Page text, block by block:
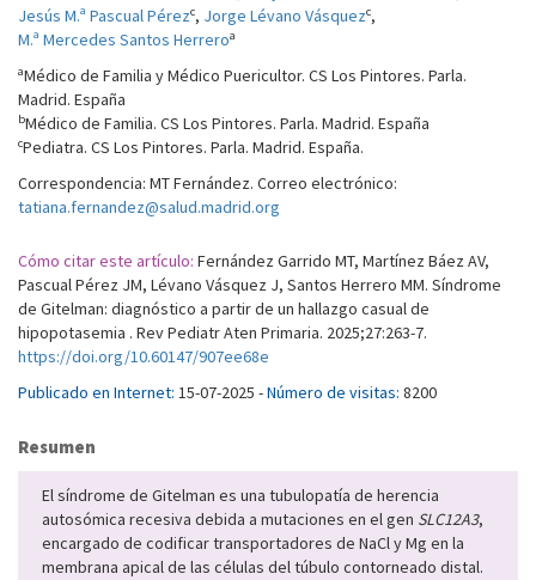
Jesús M.ª Pascual Pérezc, Jorge Lévano Vásquezc,
M.ª Mercedes Santos Herreroa
aMédico de Familia y Médico Puericultor. CS Los Pintores. Parla.
Madrid. España
bMédico de Familia. CS Los Pintores. Parla. Madrid. España
cPediatra. CS Los Pintores. Parla. Madrid. España.
Correspondencia: MT Fernández. Correo electrónico:
tatiana.fernandez@salud.madrid.org
Cómo citar este artículo: Fernández Garrido MT, Martínez Báez AV,
Pascual Pérez JM, Lévano Vásquez J, Santos Herrero MM. Síndrome
de Gitelman: diagnóstico a partir de un hallazgo casual de
hipopotasemia . Rev Pediatr Aten Primaria. 2025;27:263-7.
https://doi.org/10.60147/907ee68e
Publicado en Internet: 15-07-2025 -Número de visitas: 8200
Resumen
El síndrome de Gitelman es una tubulopatía de herencia
autosómica recesiva debida a mutaciones en el gen SLC12A3,
encargado de codificar transportadores de NaCl y Mg en la
membrana apical de las células del túbulo contorneado distal.